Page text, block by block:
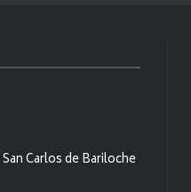
Carlos de Bariloche